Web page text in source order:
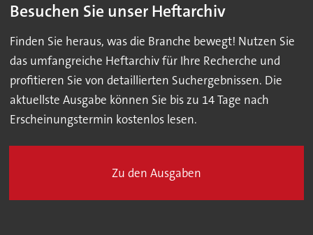
Besuchen Sie unser Heftarchiv
Finden Sie heraus, was die Branche bewegt! Nutzen Sie
das umfangreiche Heftarchiv für Ihre Recherche und
profitieren Sie von detaillierten Suchergebnissen. Die
aktuellste Ausgabe können Sie bis zu 14 Tage nach
Erscheinungstermin kostenlos lesen.
Zu den Ausgaben